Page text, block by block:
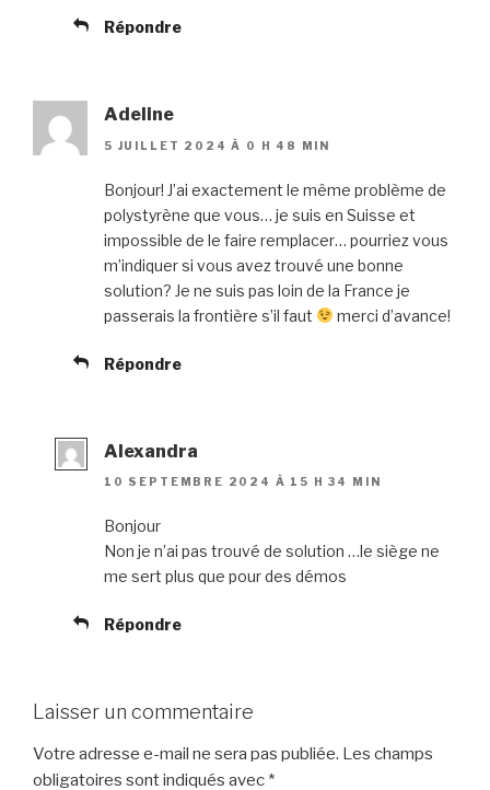
Répondre
Adeline
5 JUILLET 2024 À 0 H 48 MIN
Bonjour! J’ai exactement le même problème de
polystyrène que vous… je suis en Suisse et
impossible de le faire remplacer… pourriez vous
m’indiquer si vous avez trouvé une bonne
solution? Je ne suis pas loin de la France je
passerais la frontière s’il faut
merci d’avance!
Répondre
Alexandra
10 SEPTEMBRE 2024 À 15 H 34 MIN
Bonjour
Non je n’ai pas trouvé de solution …le siège ne
me sert plus que pour des démos
Répondre
Laisser un commentaire
Votre adresse e-mail ne sera pas publiée. Les champs
obligatoires sont indiqués avec *